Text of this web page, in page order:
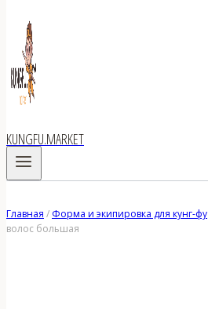
KUNGFU.MARKET
Главная / Форма и экипировка для кунг-фу
волос большая